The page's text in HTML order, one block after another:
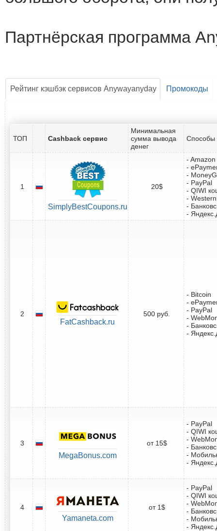
Партнёрская программа
Рейтинг кэшбэк сервисов Anywayanyday Промокоды
ТОП Cashback сервис
Минимальная
сумма вывода
денег
Способы
1
SimplyBestCoupons.ru
20$
-
-
-
- PayPal
- QIWI
-
-
-
2
FatCashback.ru
500 руб.
- Bitcoin
-
- PayPal
-
-
-
3
MegaBonus.com
от 15$
- PayPal
- QIWI
-
-
-
-
4
Yamaneta.com
от 1$
- PayPal
- QIWI
-
-
-
-